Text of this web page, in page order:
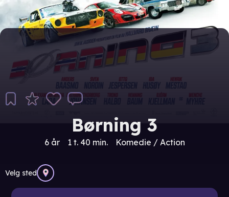
Børning 3
6 år 1 t. 40 min. Komedie / Action
Velg sted